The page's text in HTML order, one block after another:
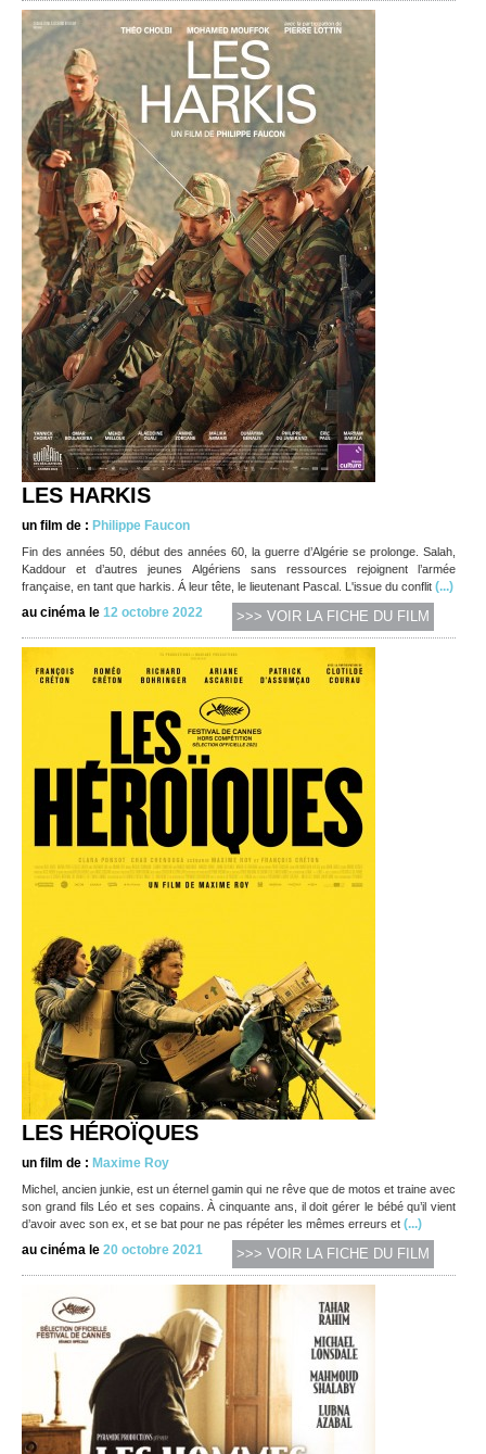
LES HARKIS
un film de : Philippe Faucon
Fin des années 50, début des années 60, la guerre d’Algérie se prolonge. Salah,
Kaddour et d’autres jeunes Algériens sans ressources rejoignent l’armée
française, en tant que harkis. Á leur tête, le lieutenant Pascal. L'issue du conflit (...)
au cinéma le 12 octobre 2022 >>> VOIR LA FICHE DU FILM
LES HÉROÏQUES
un film de : Maxime Roy
Michel, ancien junkie, est un éternel gamin qui ne rêve que de motos et traine avec
son grand fils Léo et ses copains. À cinquante ans, il doit gérer le bébé qu’il vient
d’avoir avec son ex, et se bat pour ne pas répéter les mêmes erreurs et (...)
au cinéma le 20 octobre 2021 >>> VOIR LA FICHE DU FILM